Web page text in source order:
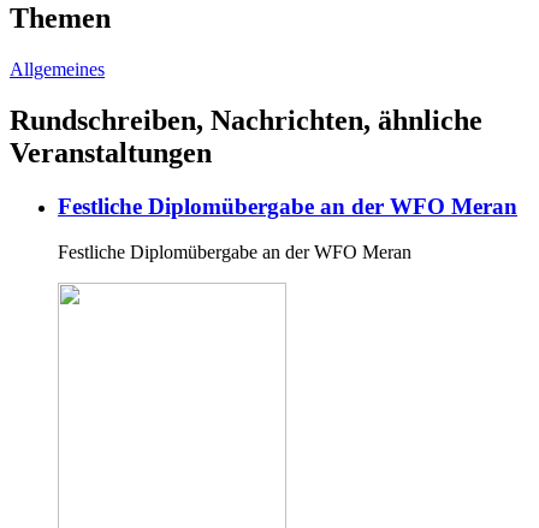
Themen
Allgemeines
Rundschreiben, Nachrichten, ähnliche
Veranstaltungen
Festliche Diplomübergabe an der WFO Meran
Festliche Diplomübergabe an der WFO Meran